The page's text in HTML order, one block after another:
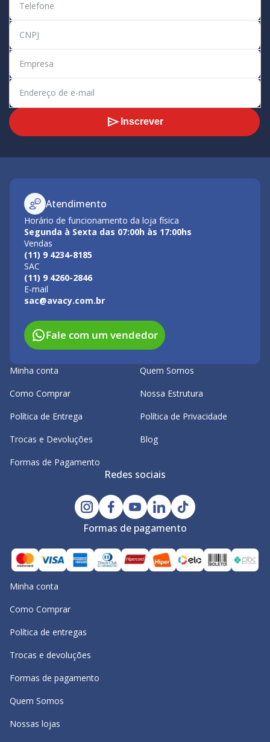
Inscrever
Atendimento
Horário de funcionamento da loja física
Segunda à Sexta das 07:00h às 17:00hs
Vendas
(11) 9 4234-8185
SAC
(11) 9 4260-2846
E-mail
sac@avacy.com.br
Fale com um vendedor
Minha conta
Como Comprar
Política de Entrega
Trocas e Devoluções
Formas de Pagamento
Quem Somos
Nossa Estrutura
Política de Privacidade
Blog
Redes sociais
Formas de pagamento
Minha conta
Como Comprar
Política de entregas
Trocas e devoluções
Formas de pagamento
Quem Somos
Nossas lojas